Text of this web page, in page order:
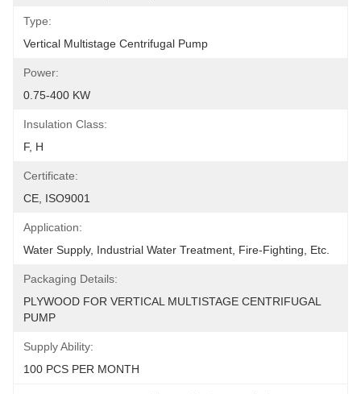
Type:
Vertical Multistage Centrifugal Pump
Power:
0.75-400 KW
Insulation Class:
F, H
Certificate:
CE, ISO9001
Application:
Water Supply, Industrial Water Treatment, Fire-Fighting, Etc.
Packaging Details:
PLYWOOD FOR VERTICAL MULTISTAGE CENTRIFUGAL
PUMP
Supply Ability:
100 PCS PER MONTH